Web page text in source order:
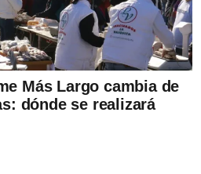
Más Largo cambia de
dónde se realizará